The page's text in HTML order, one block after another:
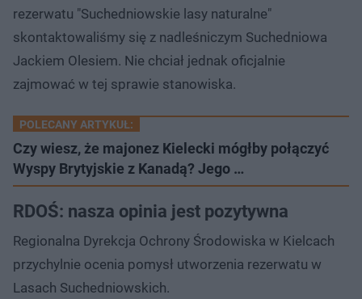
rezerwatu "Suchedniowskie lasy naturalne"
skontaktowaliśmy się z nadleśniczym Suchedniowa
Jackiem Olesiem. Nie chciał jednak oficjalnie
zajmować w tej sprawie stanowiska.
POLECANY ARTYKUŁ:
Czy wiesz, że majonez Kielecki mógłby połączyć
Wyspy Brytyjskie z Kanadą? Jego …
RDOŚ: nasza opinia jest pozytywna
Regionalna Dyrekcja Ochrony Środowiska w Kielcach
przychylnie ocenia pomysł utworzenia rezerwatu w
Lasach Suchedniowskich.